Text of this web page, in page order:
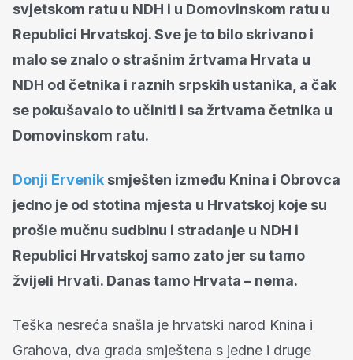
svjetskom ratu u NDH i u Domovinskom ratu u
Republici Hrvatskoj. Sve je to bilo skrivano i
malo se znalo o strašnim žrtvama Hrvata u
NDH od četnika i raznih srpskih ustanika, a čak
se pokušavalo to učiniti i sa žrtvama četnika u
Domovinskom ratu.
Donji Ervenik smješten između Knina i Obrovca
jedno je od stotina mjesta u Hrvatskoj koje su
prošle mučnu sudbinu i stradanje u NDH i
Republici Hrvatskoj samo zato jer su tamo
žvijeli Hrvati. Danas tamo Hrvata – nema.
Teška nesreća snašla je hrvatski narod Knina i
Grahova, dva grada smještena s jedne i druge